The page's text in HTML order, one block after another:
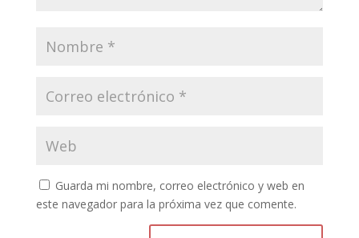
Guarda mi nombre, correo electrónico y web en
este navegador para la próxima vez que comente.